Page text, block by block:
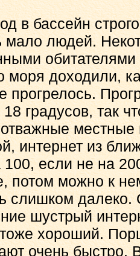
в бассейн
мало людей.
моря доходили,
прогрелось.
градусов, так
интернет из
если не на
потом можно к
слишком
шустрый
хороший.
очень быстро.